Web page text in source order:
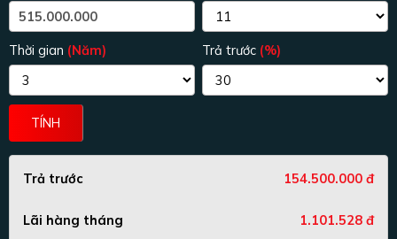
Thời gian (Năm) Trả trước (%)
TÍNH
Trả trước 154.500.000 đ
Lãi hàng tháng 1.101.528 đ